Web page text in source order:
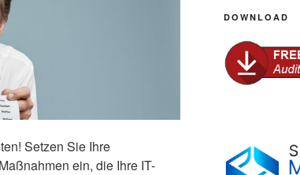
Setzen Sie Ihre
ein, die Ihre IT-
DOWNLOAD